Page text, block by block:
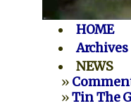
HOME
Archives
NEWS
»
»Tin The